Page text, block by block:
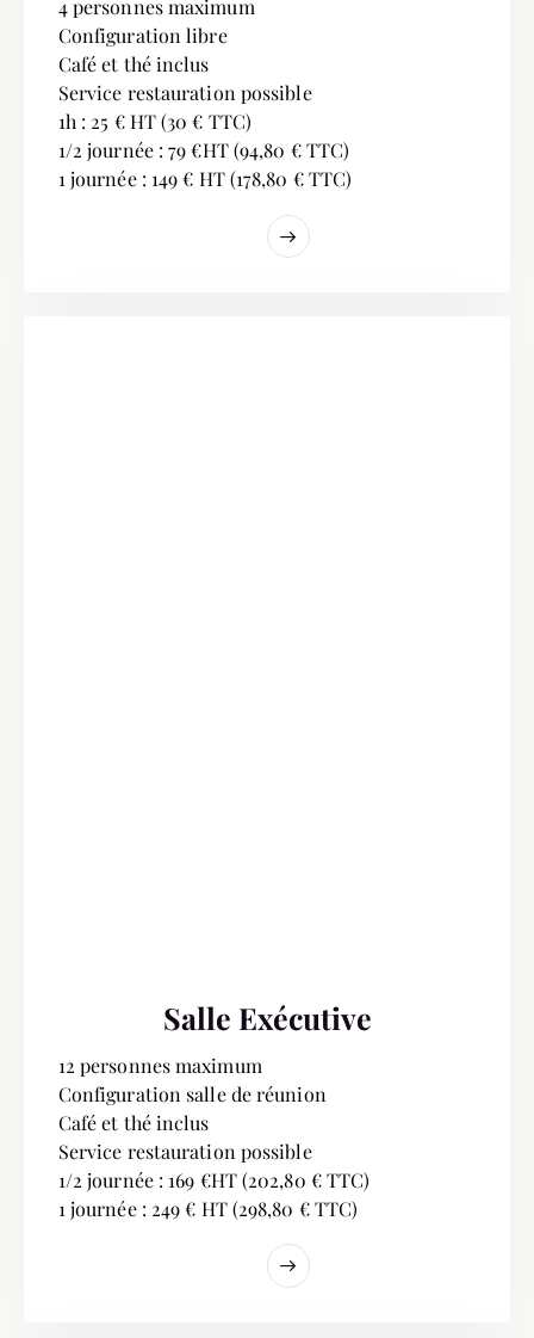
4 personnes maximum
Configuration libre
Café et thé inclus
Service restauration possible
1h : 25 € HT (30 € TTC)
1/2 journée : 79 €HT (94,80 € TTC)
1 journée : 149 € HT (178,80 € TTC)
Salle Exécutive
12 personnes maximum
Configuration salle de réunion
Café et thé inclus
Service restauration possible
1/2 journée : 169 €HT (202,80 € TTC)
1 journée : 249 € HT (298,80 € TTC)